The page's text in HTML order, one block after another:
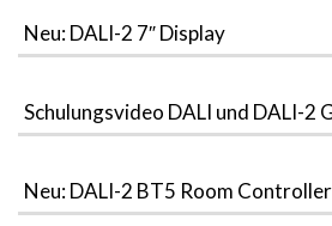
Neu: DALI-2 7″ Display
Schulungsvideo DALI und DALI-2
Neu: DALI-2 BT5 Room Controller